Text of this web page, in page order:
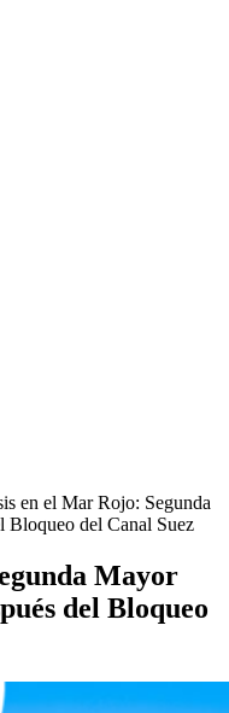
en el Mar Rojo: Segunda
Bloqueo del Canal Suez
Mayor
del Bloqueo